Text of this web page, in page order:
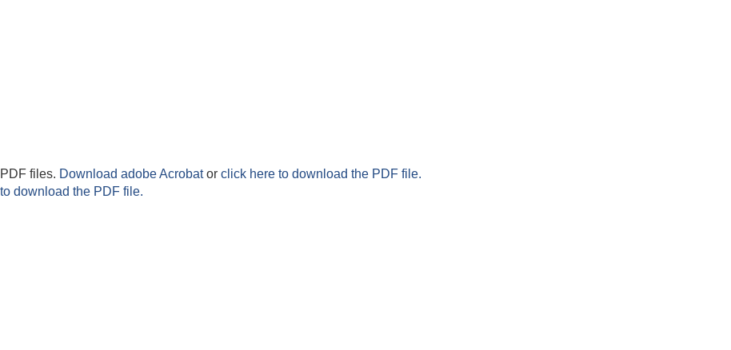
files. Download adobe Acrobator click here to download the PDF file.
download the PDF file.